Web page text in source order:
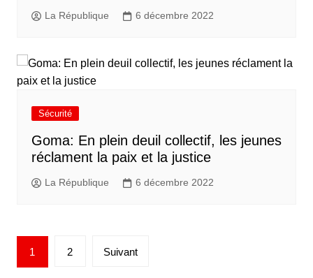
La République 6 décembre 2022
Sécurité
Goma: En plein deuil collectif, les jeunes
réclament la paix et la justice
La République 6 décembre 2022
1 2 Suivant